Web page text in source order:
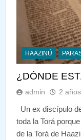
HAAZINÚ
¿DÓNDE
admin 2
Un ex discípulo
toda la Torá
de la Torá de